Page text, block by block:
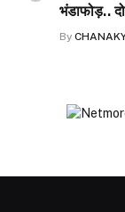
भंडाफोड़..
By